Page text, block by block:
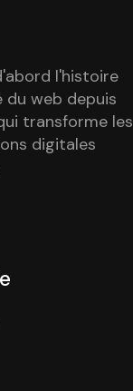
l'histoire
du web depuis
transforme les
digitales